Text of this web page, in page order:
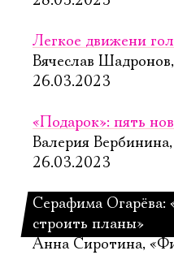
Легкое движени
Вячеслав
26.03.2023
«Подарок»: пять
Валерия
26.03.2023
Серафима Огарёва:
строить планы»
Анна Сиротина,